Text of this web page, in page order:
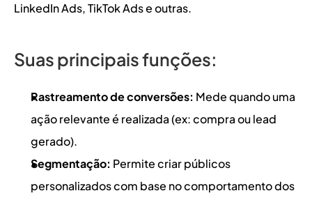
LinkedIn Ads, TikTok Ads e outras.
Suas principais funções:
Rastreamento de conversões: Mede quando uma
ação relevante é realizada (ex: compra ou lead
gerado).
Segmentação: Permite criar públicos
personalizados com base no comportamento dos